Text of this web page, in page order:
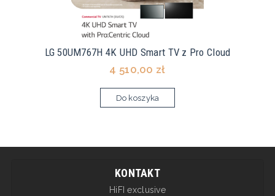
LG 50UM767H 4K UHD Smart TV z Pro Cloud
4 510,00 zł
Do koszyka
KONTAKT
HiFI exclusive